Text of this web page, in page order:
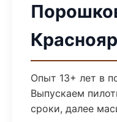
Опыт 13+ лет в
Выпускаем
сроки, далее